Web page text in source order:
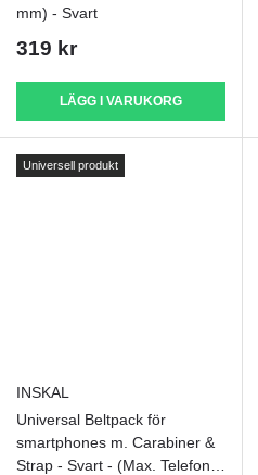
mm) - Svart
319 kr
LÄGG I VARUKORG
Universell produkt
INSKAL
Universal Beltpack för
smartphones m. Carabiner &
Strap - Svart - (Max. Telefon: